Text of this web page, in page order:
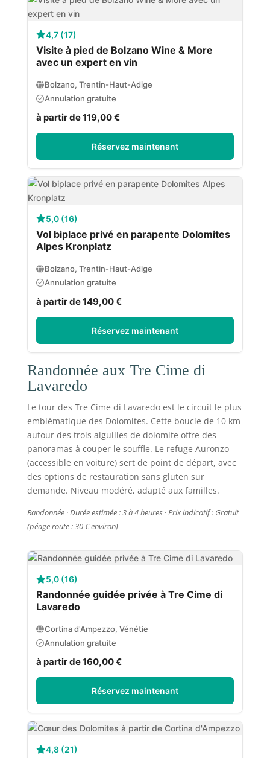
4,7 (17)
Visite à pied de Bolzano Wine & More
avec un expert en vin
Bolzano, Trentin-Haut-Adige
Annulation gratuite
à partir de 119,00 €
Réservez maintenant
5,0 (16)
Vol biplace privé en parapente Dolomites
Alpes Kronplatz
Bolzano, Trentin-Haut-Adige
Annulation gratuite
à partir de 149,00 €
Réservez maintenant
Randonnée aux Tre Cime di
Lavaredo
Le tour des Tre Cime di Lavaredo est le circuit le plus
emblématique des Dolomites. Cette boucle de 10 km
autour des trois aiguilles de dolomite offre des
panoramas à couper le souffle. Le refuge Auronzo
(accessible en voiture) sert de point de départ, avec
des options de restauration sans gluten sur
demande. Niveau modéré, adapté aux familles.
Randonnée · Durée estimée : 3 à 4 heures · Prix indicatif : Gratuit
(péage route : 30 € environ)
5,0 (16)
Randonnée guidée privée à Tre Cime di
Lavaredo
Cortina d'Ampezzo, Vénétie
Annulation gratuite
à partir de 160,00 €
Réservez maintenant
4,8 (21)